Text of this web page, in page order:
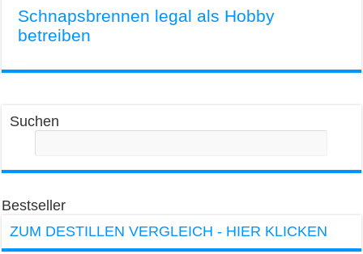
Schnapsbrennen legal als Hobby
betreiben
Suchen
Bestseller
ZUM DESTILLEN VERGLEICH - HIER KLICKEN